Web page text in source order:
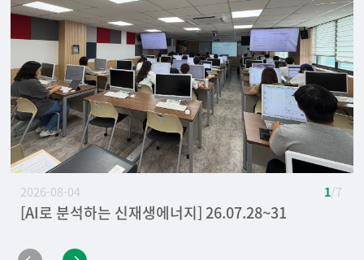
[AI로 분석하는 신재생에너지] 26.07.28~31
2026-08-04
[IDEEA Global Forum 2026] 26.07.13.~16.
[IDEEA Global Forum 2026 Best Overall Award
[AI 인공지능 활용 실무 마스터 2급 자격증 취득 과정]
[2026 글로벌 영어 PT Skill-Up 프로그램]
[2026-1학기 포스코 리바운드 레벨업 그라운드 특별
[2026-1학기 포스코 지속가능 레벨업 그라운드 2팀
1/ 7